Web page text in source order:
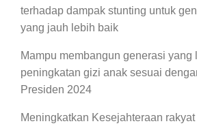
terhadap dampak stunting untuk
yang jauh lebih baik
Mampu membangun generasi yang
peningkatan gizi anak sesuai
Presiden 2024
Meningkatkan Kesejahteraan